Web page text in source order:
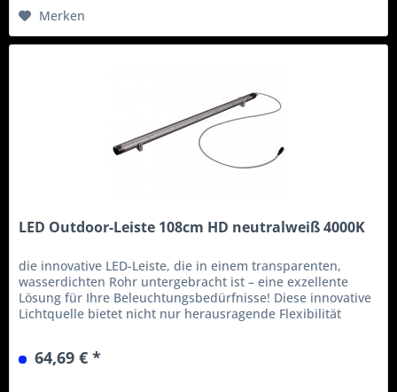
Merken
LED Outdoor-Leiste 108cm HD neutralweiß 4000K
die innovative LED-Leiste, die in einem transparenten,
wasserdichten Rohr untergebracht ist – eine exzellente
Lösung für Ihre Beleuchtungsbedürfnisse! Diese innovative
Lichtquelle bietet nicht nur herausragende Flexibilität
Problem darstellt. Egal, ob Sie diese Leiste...
64,69 € *